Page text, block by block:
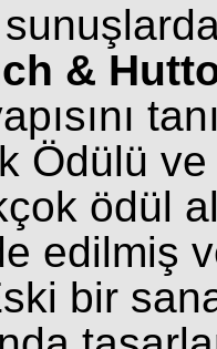
&
Ödülü
ödül
edilmiş
bir